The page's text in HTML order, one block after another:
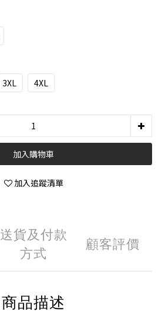
3XL 4XL
加入購物車
加入追蹤清單
送貨及付款
方式
顧客評價
商品描述